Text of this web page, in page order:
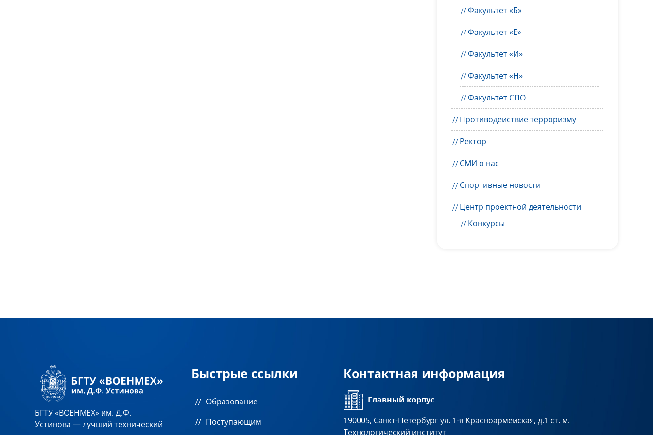
Факультет «Б»
Факультет «Е»
Факультет «И»
Факультет «Н»
Факультет СПО
Противодействие терроризму
Ректор
СМИ о нас
Спортивные новости
Центр проектной деятельности
Конкурсы
БГТУ «ВОЕНМЕХ» им. Д.Ф.
Устинова — лучший технический
Быстрые ссылки
Образование
Поступающим
Контактная информация
Главный корпус
190005, Санкт-Петербург ул. 1-я Красноармейская, д.1 ст. м.
Технологический институт